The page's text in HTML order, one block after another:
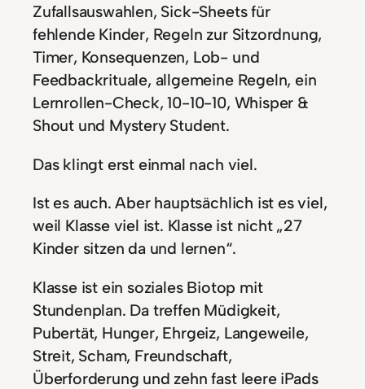
Zufallsauswahlen, Sick-Sheets für
fehlende Kinder, Regeln zur Sitzordnung,
Timer, Konsequenzen, Lob- und
Feedbackrituale, allgemeine Regeln, ein
Lernrollen-Check, 10-10-10, Whisper &
Shout und Mystery Student.
Das klingt erst einmal nach viel.
Ist es auch. Aber hauptsächlich ist es viel,
weil Klasse viel ist. Klasse ist nicht „27
Kinder sitzen da und lernen“.
Klasse ist ein soziales Biotop mit
Stundenplan. Da treffen Müdigkeit,
Pubertät, Hunger, Ehrgeiz, Langeweile,
Streit, Scham, Freundschaft,
Überforderung und zehn fast leere iPads